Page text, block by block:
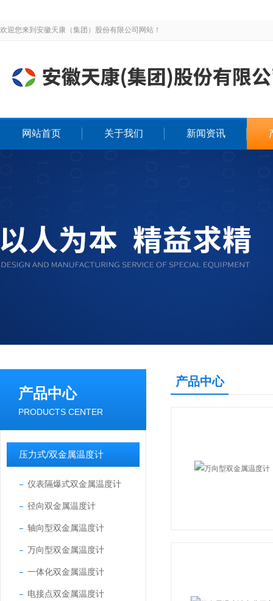
欢迎您来到安徽天康（集团）股份有限公司网站！
网站首页 关于我们 新闻资讯
产品中心
PRODUCTS CENTER
压力式/双金属温度计
仪表隔爆式双金属温度计
径向双金属温度计
轴向型双金属温度计
万向型双金属温度计
一体化双金属温度计
电接点双金属温度计
产品中心